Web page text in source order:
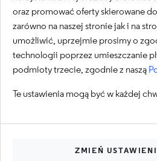
oraz promować oferty skierowane
zarówno na naszej stronie jak i na
umożliwić, uprzejmie prosimy o
technologii poprzez umieszczanie
podmioty trzecie, zgodnie z naszą
Te ustawienia mogą być w każdej
ZMIEŃ